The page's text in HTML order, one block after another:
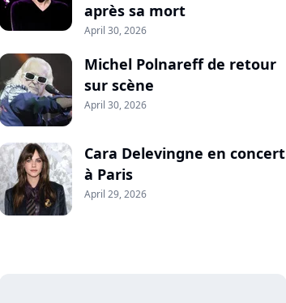
après sa mort
April 30, 2026
Michel Polnareff de retour
sur scène
April 30, 2026
Cara Delevingne en concert
à Paris
April 29, 2026